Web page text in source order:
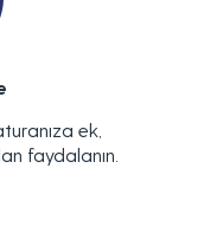
ek,
faydalanın.